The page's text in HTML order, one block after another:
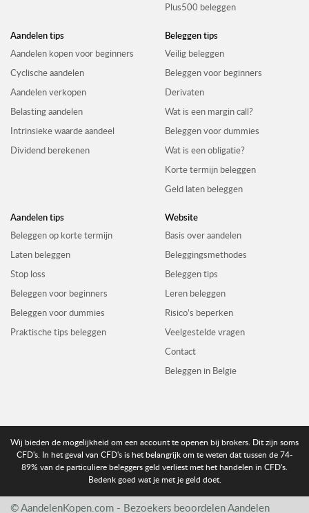
Plus500 beleggen
Aandelen tips
Aandelen kopen voor beginners
Cyclische aandelen
Aandelen verkopen
Belasting aandelen
Intrinsieke waarde aandeel
Dividend berekenen
Beleggen tips
Veilig beleggen
Beleggen voor beginners
Derivaten
Wat is een margin call?
Beleggen voor dummies
Wat is een obligatie?
Korte termijn beleggen
Geld laten beleggen
Aandelen tips
Beleggen op korte termijn
Laten beleggen
Stop loss
Beleggen voor beginners
Beleggen voor dummies
Praktische tips beleggen
Website
Basis over aandelen
Beleggingsmethodes
Beleggen tips
Leren beleggen
Risico’s beperken
Veelgestelde vragen
Contact
Beleggen in Belgie
Wij bieden de mogelijkheid om een account te openen bij brokers. Dit zijn soms
CFD's. In het geval van CFD's is het belangrijk om te weten dat tussen de 74-
89% van de particuliere beleggers geld verliest met het handelen in CFD's.
Bedenk goed wat je met je geld doet.
© AandelenKopen.com - Bezoekers beoordelenAandelen